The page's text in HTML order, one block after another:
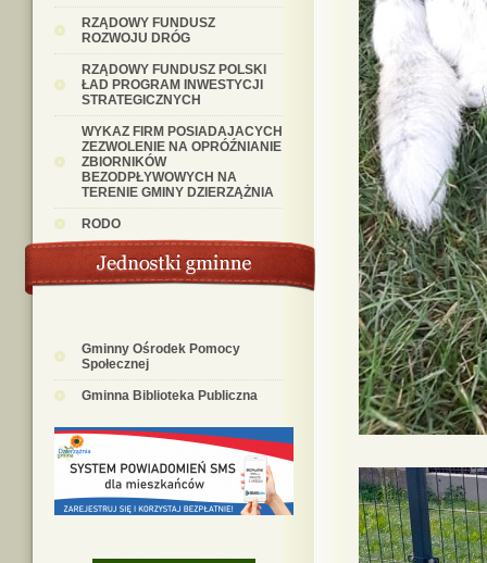
RZĄDOWY FUNDUSZ
ROZWOJU DRÓG
RZĄDOWY FUNDUSZ POLSKI
ŁAD PROGRAM INWESTYCJI
STRATEGICZNYCH
WYKAZ FIRM POSIADAJACYCH
ZEZWOLENIE NA OPRÓŹNIANIE
ZBIORNIKÓW
BEZODPŁYWOWYCH NA
TERENIE GMINY DZIERZĄŻNIA
RODO
Gminny Ośrodek Pomocy
Społecznej
Gminna Biblioteka Publiczna